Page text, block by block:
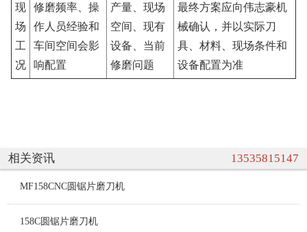
现
场
工
况
修磨频率、操
作人员经验和
车间空间会影
响配置
产量、现场
空间、现有
设备、当前
修磨问题
最终方案应向伟志豪机
械确认，并以实际刀
具、材料、现场条件和
设备配置为准
相关资讯 13535815147
MF158CNC圆锯片磨刀机
158C圆锯片磨刀机